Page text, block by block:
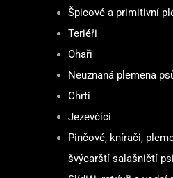
Špicové a primitivní
Teriéři
Ohaři
Neuznaná plemena
Chrti
Jezevčíci
Pinčové, knírači,
švýcarští salašničtí psi